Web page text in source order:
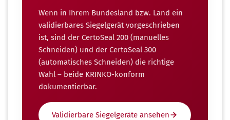
Wenn in Ihrem Bundesland bzw. Land ein
validierbares Siegelgerät vorgeschrieben
ist, sind der CertoSeal 200 (manuelles
Schneiden) und der CertoSeal 300
(automatisches Schneiden) die richtige
Wahl – beide KRINKO-konform
dokumentierbar.
Validierbare Siegelgeräte ansehen